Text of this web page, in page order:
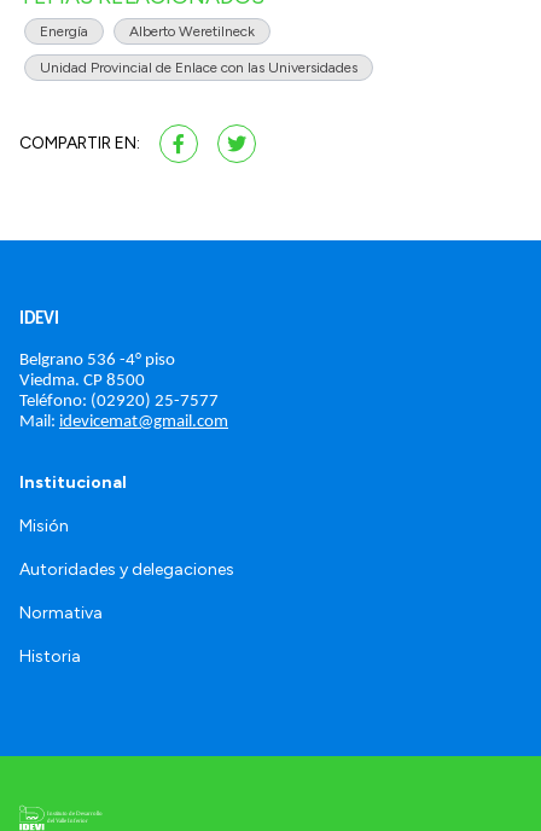
Energía Alberto Weretilneck
Unidad Provincial de Enlace con las Universidades
COMPARTIR EN:
IDEVI
Belgrano 536 -4° piso
Viedma. CP 8500
Teléfono: (02920) 25-7577
Mail: idevicemat@gmail.com
Institucional
Misión
Autoridades y delegaciones
Normativa
Historia